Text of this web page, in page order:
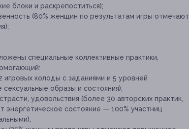
блоки и раскрепоститься);
(80% женщин по результатам игры отмечают
специальные коллективные практики,
игровых колоды с заданиями и 5 уровней
образы и состояния);
удовольствия (более 30 авторских практик,
состояние — 100% участниц